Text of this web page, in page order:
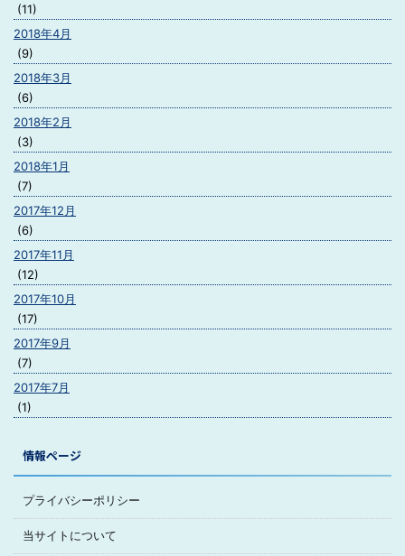
(11)
2018年4月
(9)
2018年3月
(6)
2018年2月
(3)
2018年1月
(7)
2017年12月
(6)
2017年11月
(12)
2017年10月
(17)
2017年9月
(7)
2017年7月
(1)
情報ページ
プライバシーポリシー
当サイトについて